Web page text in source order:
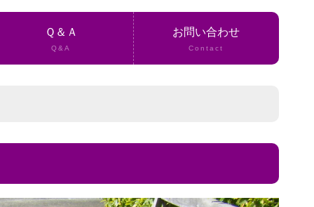
Ｑ＆Ａ
Q&A
お問い合わせ
Contact